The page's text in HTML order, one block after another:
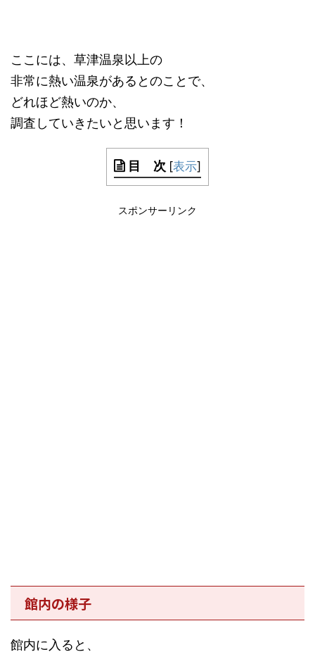
ここには、草津温泉以上の
非常に熱い温泉があるとのことで、
どれほど熱いのか、
調査していきたいと思います！
目 次 [表示]
スポンサーリンク
館内の様子
館内に入ると、